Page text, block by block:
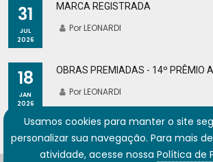
31
JUL
2026
MARCA REGISTRADA
Por LEONARDI
18
JAN
2026
OBRAS PREMIADAS - 14º PRÊMIO
Por LEONARDI
Usamos cookies para manter o site
personalizar sua navegação. Para mais
atividade, acesse nossa Política de